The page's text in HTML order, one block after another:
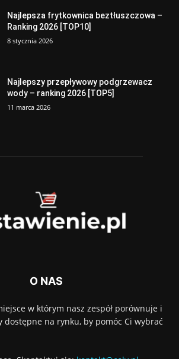
Najlepsza frytkownica beztłuszczowa –
Ranking 2026 [TOP10]
8 stycznia 2026
Najlepszy przepływowy podgrzewacz
wody – ranking 2026 [TOP5]
11 marca 2026
O NAS
w którym nasz zespół porównuje i
dostępne na rynku, by pomóc Ci wybrać